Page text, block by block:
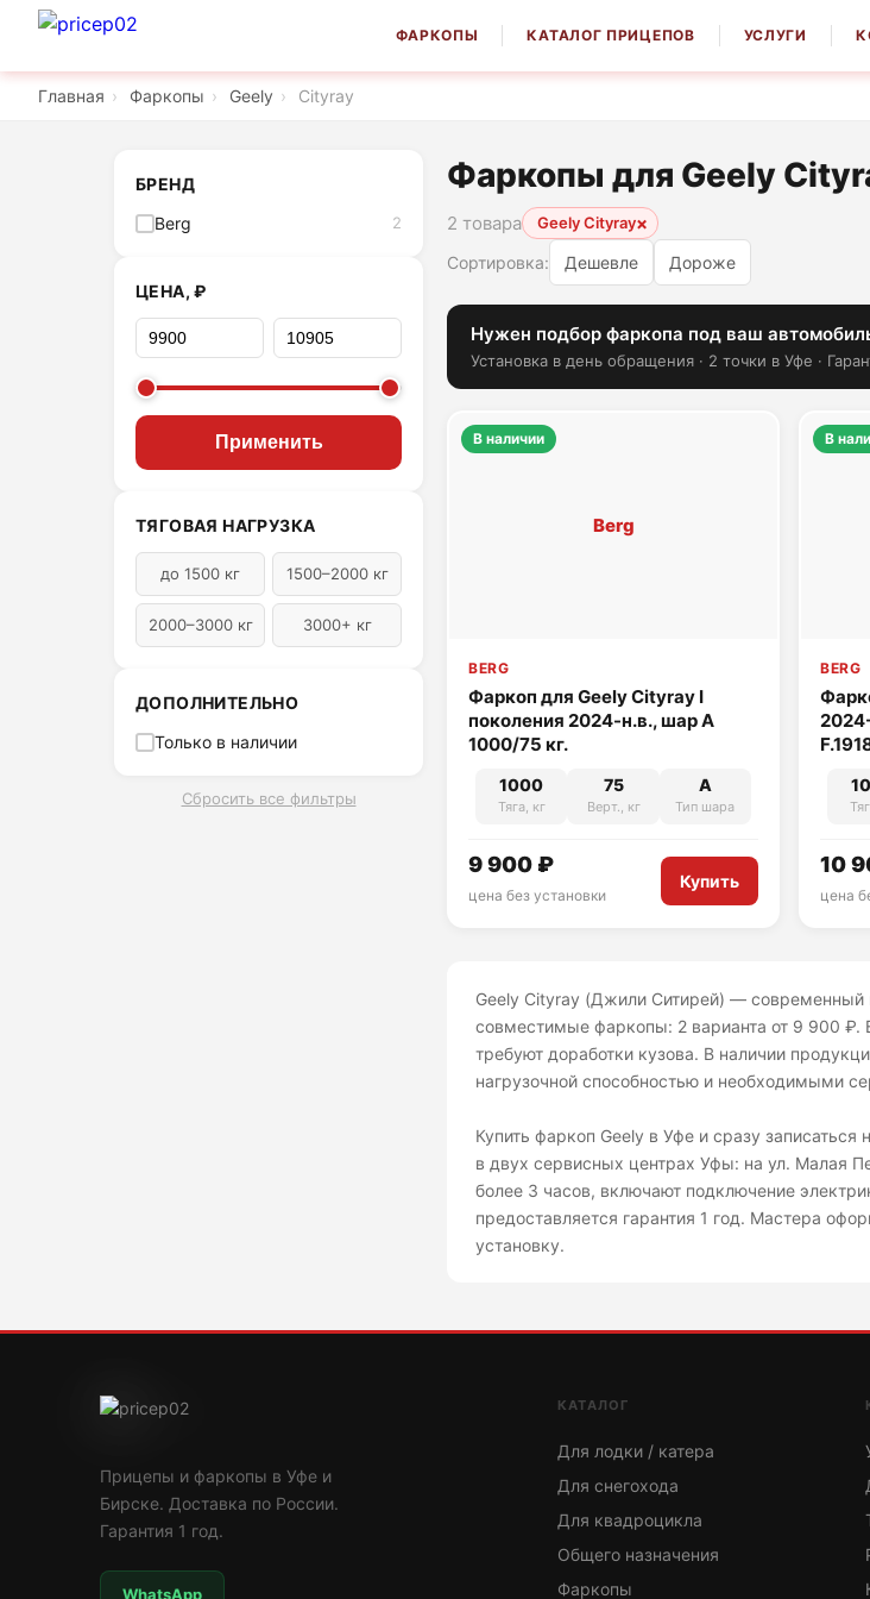
ФАРКОПЫ КАТАЛОГ ПРИЦЕПОВ УСЛУГИ
Главная › Фаркопы › Geely › Cityray
БРЕНД
Berg
2
ЦЕНА, ₽
Применить
ТЯГОВАЯ НАГРУЗКА
до 1500 кг 1500–2000 кг
2000–3000 кг 3000+ кг
ДОПОЛНИТЕЛЬНО
Только в наличии
Сбросить все фильтры
Фаркопы для Geely
2 товара Geely Cityray×
Сортировка: Дешевле Дороже
Нужен подбор фаркопа под ваш
Установка в день обращения · 2 точки в Уфе ·
Berg
В наличии
BERG
Фаркоп для Geely Cityray I
поколения 2024-н.в., шар A
1000/75 кг.
1000
Тяга, кг
75
Верт., кг
A
Тип шара
9 900 ₽
цена без установки
Купить
В
BERG
10
цена
Geely Cityray (Джили Ситирей) — современный
совместимые фаркопы: 2 варианта от 9 900 ₽.
требуют доработки кузова. В наличии
нагрузочной способностью и необходимыми
Купить фаркоп Geely в Уфе и сразу
в двух сервисных центрах Уфы: на ул. Малая
более 3 часов, включают подключение
предоставляется гарантия 1 год. Мастера
установку.
Прицепы и фаркопы в Уфе и
Бирске. Доставка по России.
Гарантия 1 год.
WhatsApp
КАТАЛОГ
Для лодки / катера
Для снегохода
Для квадроцикла
Общего назначения
Фаркопы